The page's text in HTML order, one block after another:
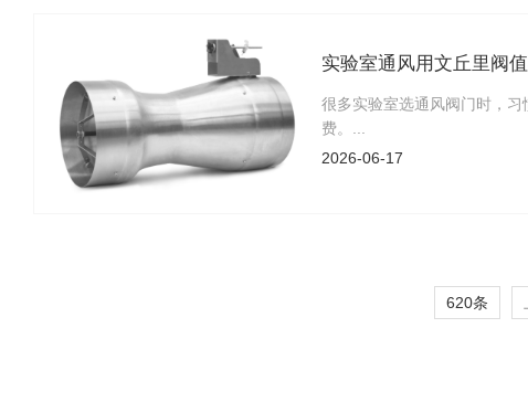
实验室通风用文丘里阀
很多实验室选通风阀门时，
费。...
2026-06-17
620条